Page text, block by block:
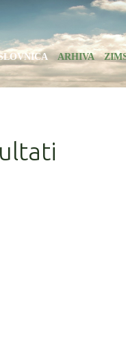
ARHIVA